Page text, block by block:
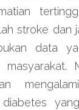
stroke dan
data
masyarakat.
diabetes